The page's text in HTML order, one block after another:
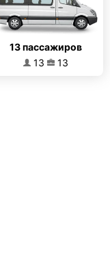
13 пассажиров
13
13